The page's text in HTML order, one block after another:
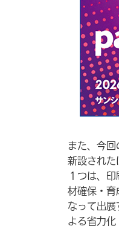
また、今
新設され
１つは、
材確保・育
なって出
よる省力化